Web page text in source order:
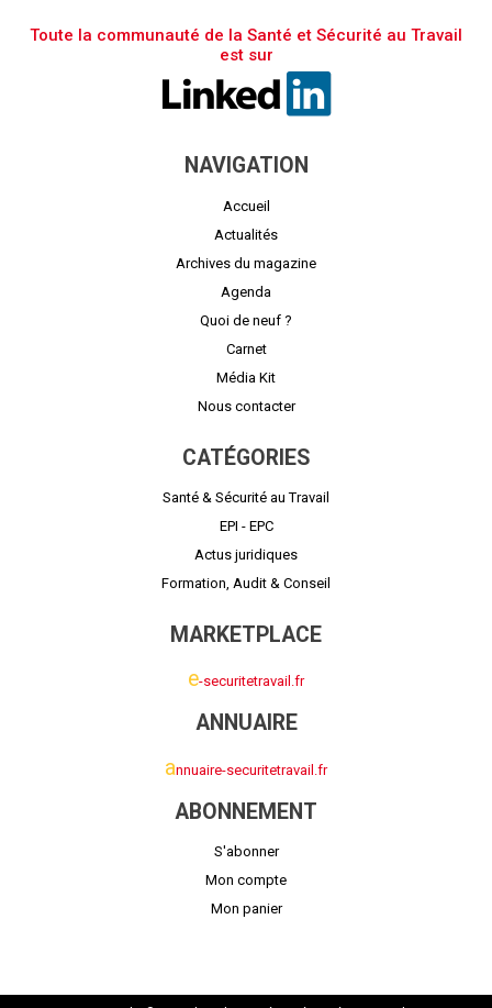
Toute la communauté de la Santé et Sécurité au Travail
est sur
NAVIGATION
Accueil
Actualités
Archives du magazine
Agenda
Quoi de neuf ?
Carnet
Média Kit
Nous contacter
CATÉGORIES
Santé & Sécurité au Travail
EPI - EPC
Actus juridiques
Formation, Audit & Conseil
MARKETPLACE
e-securitetravail.fr
ANNUAIRE
annuaire-securitetravail.fr
ABONNEMENT
S'abonner
Mon compte
Mon panier